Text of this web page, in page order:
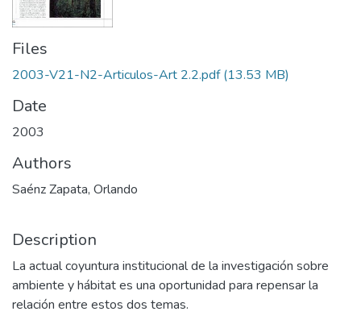
Files
2003-V21-N2-Articulos-Art 2.2.pdf(13.53 MB)
Date
2003
Authors
Saénz Zapata, Orlando
Description
La actual coyuntura institucional de la investigación sobre
ambiente y hábitat es una oportunidad para repensar la
relación entre estos dos temas.